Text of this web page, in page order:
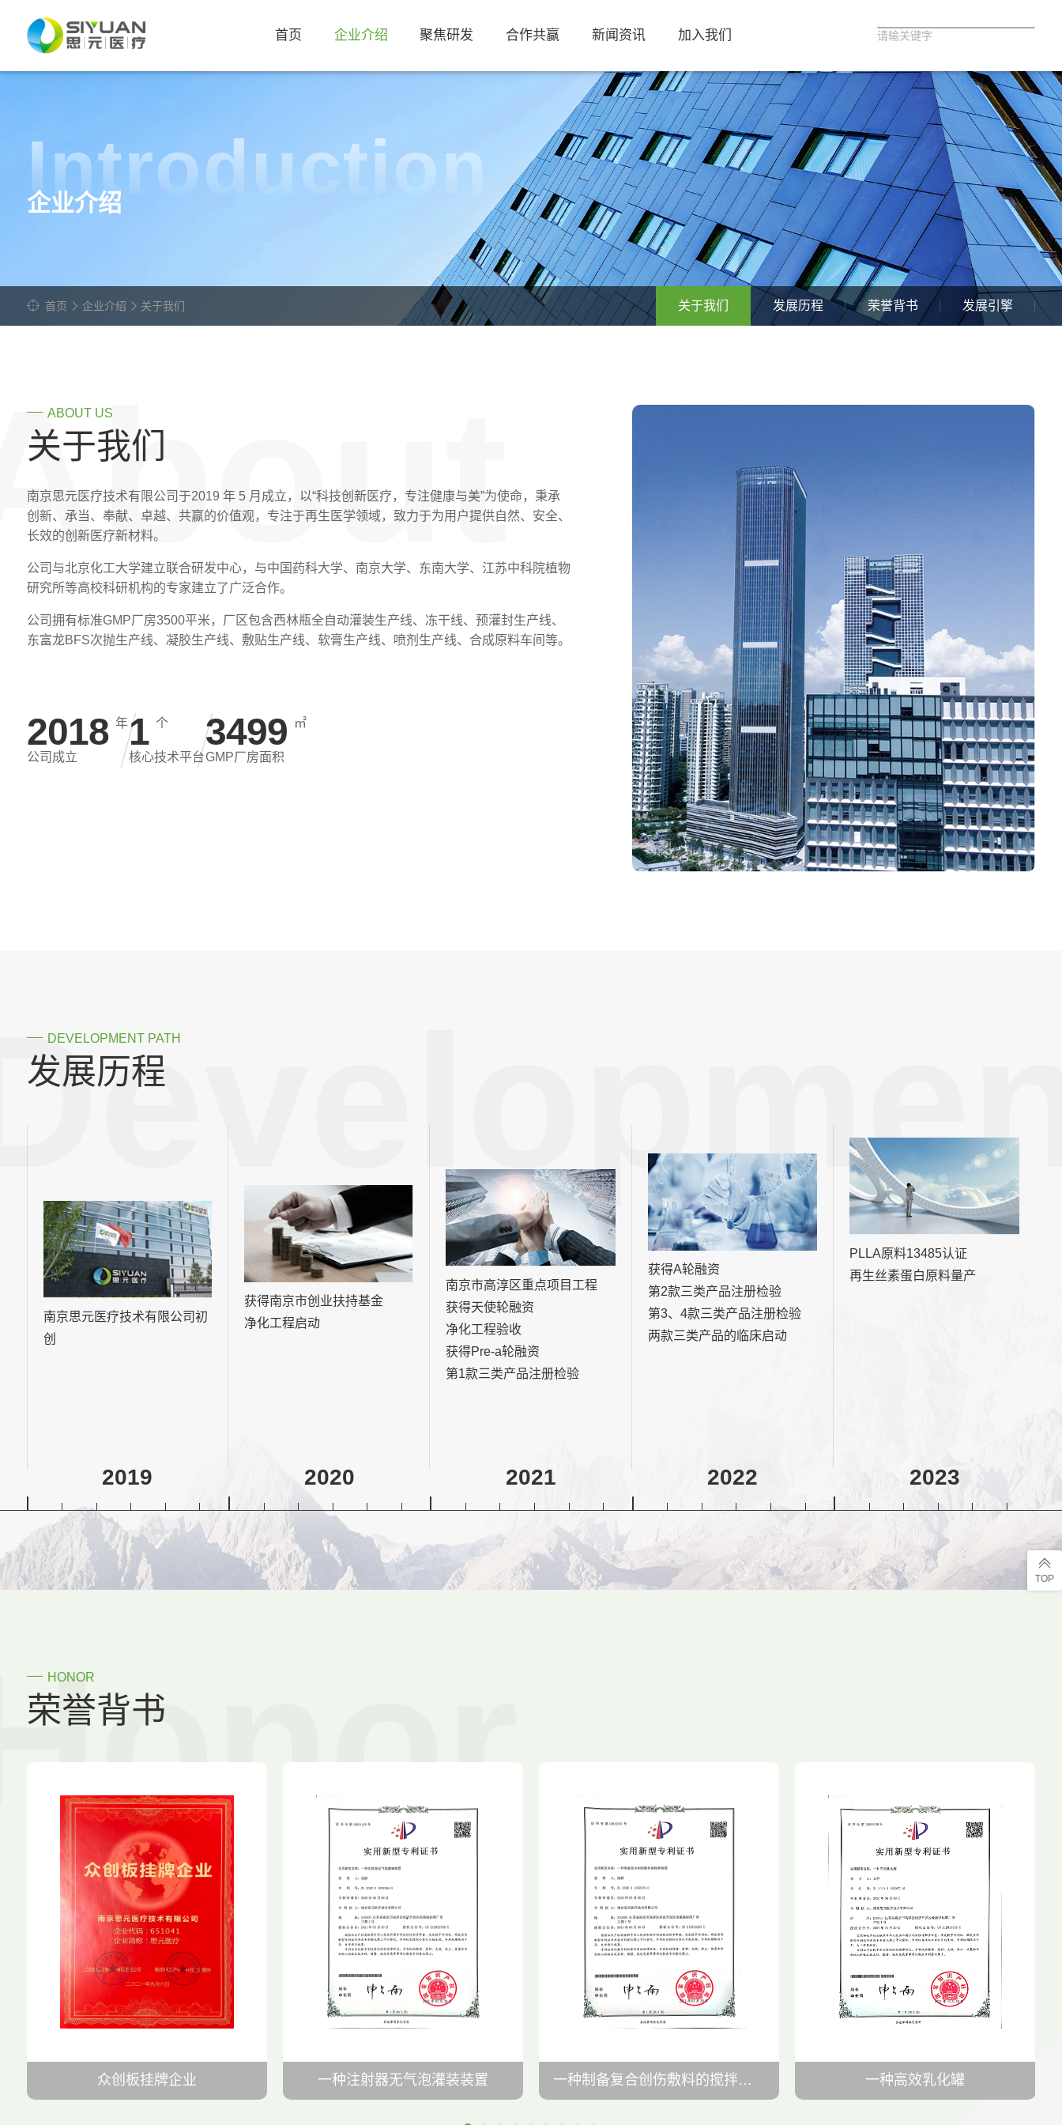
首页 企业介绍
发展历程
聚焦研发
别具匠心
合作共赢
产品
新闻资讯
行业资讯
加入我们
Introduction
企业介绍
首页 企业介绍 关于我们 关于我们 发展历程 荣誉背书 发展引擎
ABOUT US
关于我们
南京思元医疗技术有限公司于2019 年 5 月成立，以“科技创新医疗，专注健康与美”为使命，秉承
创新、承当、奉献、卓越、共赢的价值观，专注于再生医学领域，致力于为用户提供自然、安全、
长效的创新医疗新材料。
公司与北京化工大学建立联合研发中心，与中国药科大学、南京大学、东南大学、江苏中科院植物
研究所等高校科研机构的专家建立了广泛合作。
公司拥有标准GMP厂房3500平米，厂区包含西林瓶全自动灌装生产线、冻干线、预灌封生产线、
东富龙BFS次抛生产线、凝胶生产线、敷贴生产线、软膏生产线、喷剂生产线、合成原料车间等。
2019 年
公司成立
2 个
核心技术平台
3500 ㎡
GMP厂房面积
DEVELOPMENT PATH
发展历程
南京思元医疗技术有限公司初
创
2019
获得南京市创业扶持基金
净化工程启动
2020
南京市高淳区重点项目工程
获得天使轮融资
净化工程验收
获得Pre-a轮融资
第1款三类产品注册检验
2021
获得A轮融资
第2款三类产品注册检验
第3、4款三类产品注册检验
两款三类产品的临床启动
2022
PLLA原料13485认证
再生丝素蛋白原料量产
2023
HONOR
荣誉背书
众创板挂牌企业 一种注射器无气泡灌装装置 一种制备复合创伤敷料的搅拌装置 一种高效乳化罐
TOP